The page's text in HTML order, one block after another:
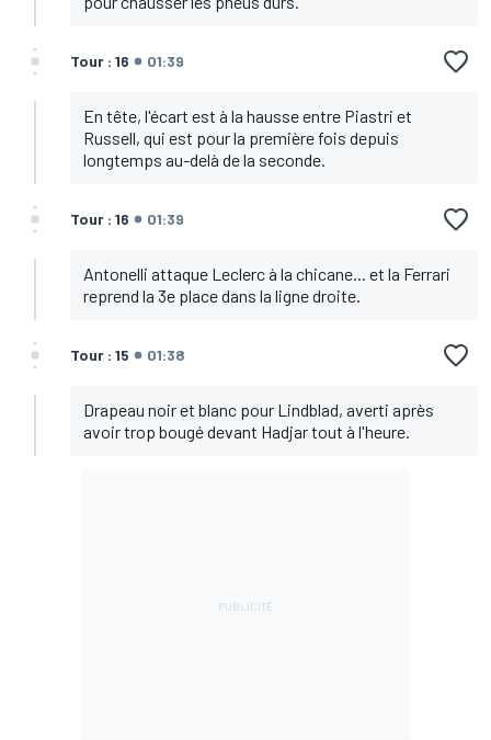
Tour : 16 01:39
En tête, l'écart est à la hausse entre Piastri et
Russell, qui est pour la première fois depuis
longtemps au-delà de la seconde.
Tour : 16 01:39
Antonelli attaque Leclerc à la chicane... et la Ferrari
reprend la 3e place dans la ligne droite.
Tour : 15 01:38
Drapeau noir et blanc pour Lindblad, averti après
avoir trop bougé devant Hadjar tout à l'heure.